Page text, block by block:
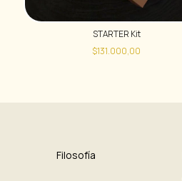
STARTER Kit
$131.000,00
Filosofía